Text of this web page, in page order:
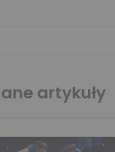
artykuły